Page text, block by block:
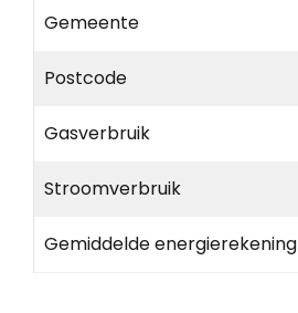
Gemeente
Postcode
Gasverbruik
Stroomverbruik
Gemiddelde energierekening